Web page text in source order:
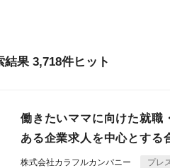
果 3,718件ヒット
働きたいママに向けた就職
ある企業求人を中心とする
株式会社カラフルカンパニー プレ